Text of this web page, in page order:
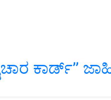
ಕಾರ್ಡ್‌”